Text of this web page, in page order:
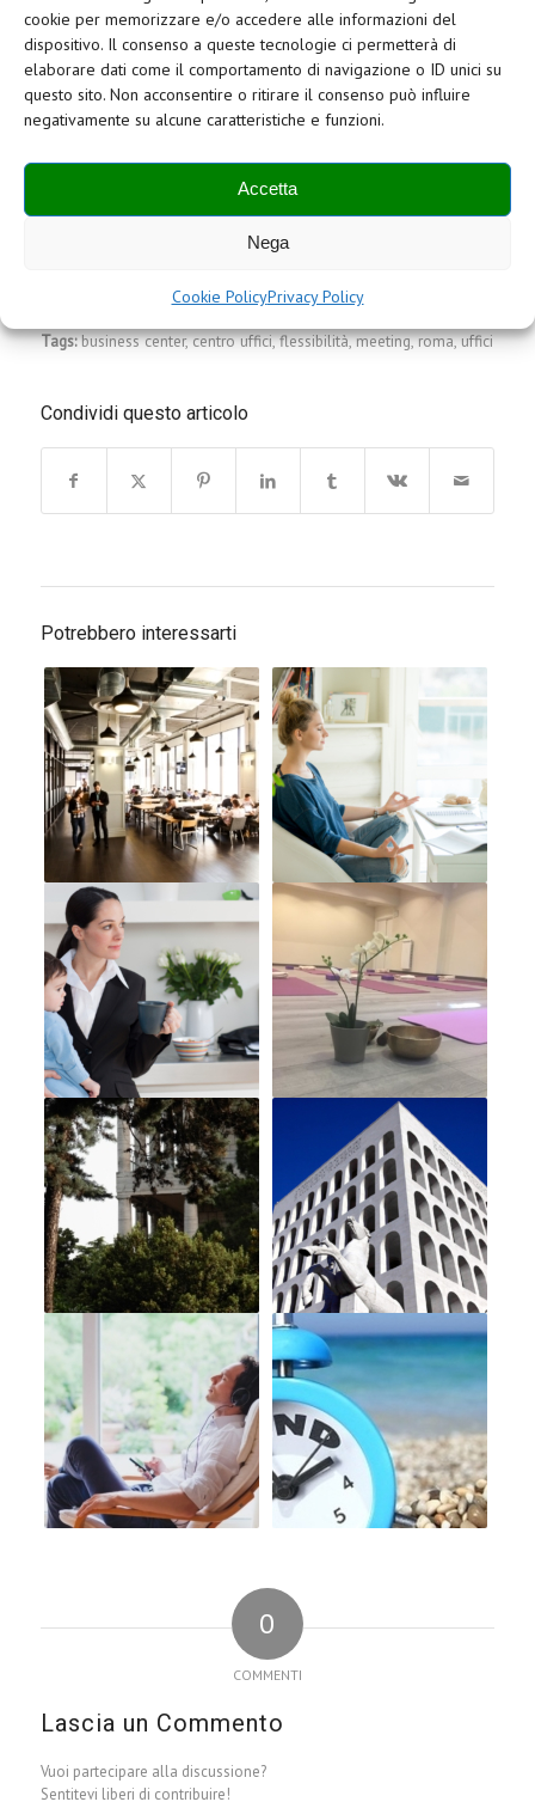
cookie per memorizzare e/o accedere alle informazioni del
dispositivo. Il consenso a queste tecnologie ci permetterà di
elaborare dati come il comportamento di navigazione o ID unici su
questo sito. Non acconsentire o ritirare il consenso può influire
negativamente su alcune caratteristiche e funzioni.
Accetta
Nega
Cookie PolicyPrivacy Policy
Se vuoi una consulenza gratuita contattaci al numero
54550588o invia un’email adinfo@direur.com.
Tags: business center,centro uffici,flessibilità,meeting,roma,uffici
Condividi questo articolo
Potrebbero interessarti
0
COMMENTI
Lascia un Commento
Vuoi partecipare alla discussione?
Sentitevi liberi di contribuire!